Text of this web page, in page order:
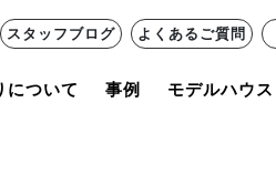
について 事例 モデルハウス
スタッフブログ よくあるご質問